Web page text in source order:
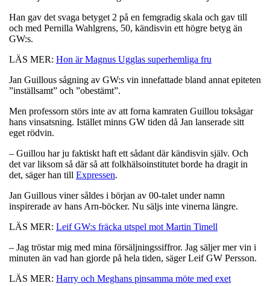
Han gav det svaga betyget 2 på en femgradig skala och gav till
och med Pernilla Wahlgrens, 50, kändisvin ett högre betyg än
GW:s.
LÄS MER: Hon är Magnus Ugglas superhemliga fru
Jan Guillous sågning av GW:s vin innefattade bland annat epiteten
”inställsamt” och ”obestämt”.
Men professorn störs inte av att forna kamraten Guillou toksågar
hans vinsatsning. Istället minns GW tiden då Jan lanserade sitt
eget rödvin.
– Guillou har ju faktiskt haft ett sådant där kändisvin själv. Och
det var liksom så där så att folkhälsoinstitutet borde ha dragit in
det, säger han till Expressen.
Jan Guillous viner såldes i början av 00-talet under namn
inspirerade av hans Arn-böcker. Nu säljs inte vinerna längre.
LÄS MER: Leif GW:s fräcka utspel mot Martin Timell
– Jag tröstar mig med mina försäljningssiffror. Jag säljer mer vin i
minuten än vad han gjorde på hela tiden, säger Leif GW Persson.
LÄS MER: Harry och Meghans pinsamma möte med exet